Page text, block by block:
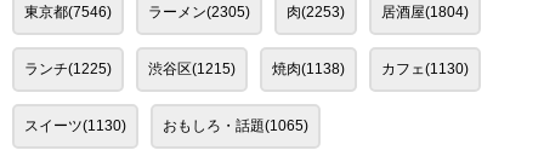
東京都(7546) ラーメン(2305) 肉(2253) 居酒屋(1804)
ランチ(1225) 渋谷区(1215) 焼肉(1138) カフェ(1130)
スイーツ(1130) おもしろ・話題(1065)